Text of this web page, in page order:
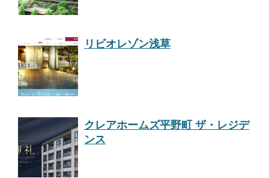
リビオレゾン浅草
クレアホームズ平野町 ザ・レジデ
ンス